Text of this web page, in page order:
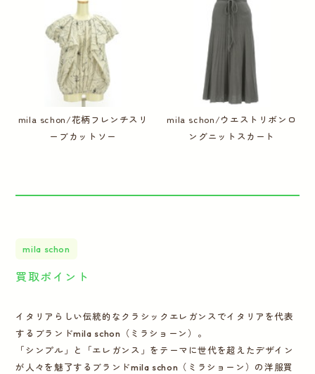
mila schon/花柄フレンチスリ
ーブカットソー
mila schon/ウエストリボンロ
ングニットスカート
mila schon
買取ポイント
イタリアらしい伝統的なクラシックエレガンスでイタリアを代表
するブランドmila schon（ミラショーン）。
「シンプル」と「エレガンス」をテーマに世代を超えたデザイン
が人々を魅了するブランドmila schon（ミラショーン）の洋服買